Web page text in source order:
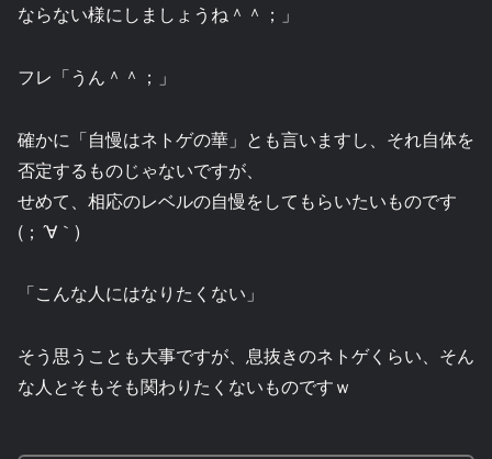
ならない様にしましょうね＾＾；」
フレ「うん＾＾；」
確かに「自慢はネトゲの華」とも言いますし、それ自体を
否定するものじゃないですが、
せめて、相応のレベルの自慢をしてもらいたいものです
(；´∀｀)
「こんな人にはなりたくない」
そう思うことも大事ですが、息抜きのネトゲくらい、そん
な人とそもそも関わりたくないものですｗ